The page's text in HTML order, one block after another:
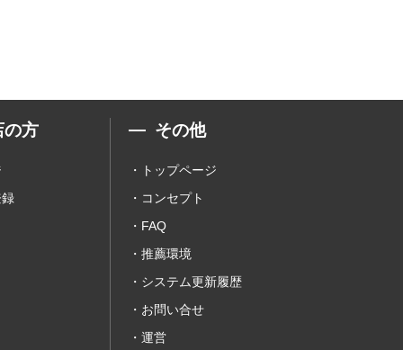
の方 その他
トップページ
コンセプト
FAQ
推薦環境
システム更新履歴
お問い合せ
運営